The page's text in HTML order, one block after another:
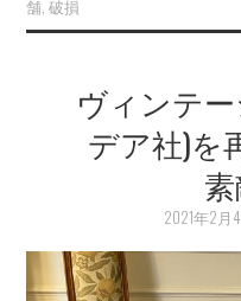
舗,破損
ヴィンテー
デア社)を
2021年2月